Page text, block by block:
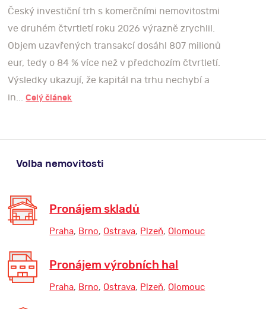
Český trh průmyslových nemovitostí
pokračoval ve druhém čtvrtletí roku 2026 v
růstu. Celková nabídka moderních prostor se
rozšířila na 13,73 milionu m², nájemní aktivita
zůstala solidní a rostoucí neobsazenost přináší
firmám více možností p...
Český investiční trh s komerčními nemovitostmi
ve druhém čtvrtletí roku 2026 výrazně zrychlil.
Objem uzavřených transakcí dosáhl 807 milionů
eur, tedy o 84 % více než v předchozím čtvrtletí.
Výsledky ukazují, že kapitál na trhu nechybí a
in...Celý článek
PRŮMYSLOVÝ TRH V ROCE 2026
ODSTARTOVAL: KOMPLETNÍ REPORT
13.05.2026 v 14:32
První kvartál roku 2026 je za námi a náš
Volba nemovitosti
Pronájem skladů
Praha, Brno, Ostrava, Plzeň, Olomouc
Pronájem výrobních hal
Praha, Brno, Ostrava, Plzeň, Olomouc